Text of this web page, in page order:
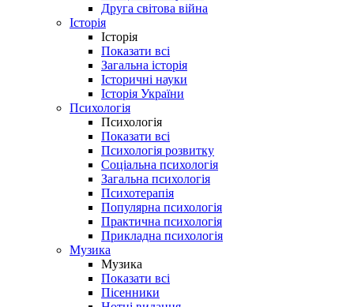
Друга світова війна
Історія
Історія
Показати всі
Загальна історія
Історичні науки
Історія України
Психологія
Психологія
Показати всі
Психологія розвитку
Соціальна психологія
Загальна психологія
Психотерапія
Популярна психологія
Практична психологія
Прикладна психологія
Музика
Музика
Показати всі
Пісенники